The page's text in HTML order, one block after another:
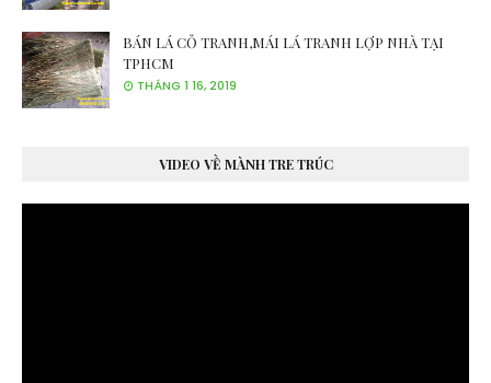
BÁN LÁ CỎ TRANH,MÁI LÁ TRANH LỢP NHÀ TẠI
TPHCM
THÁNG 1 16, 2019
VIDEO VỀ MÀNH TRE TRÚC